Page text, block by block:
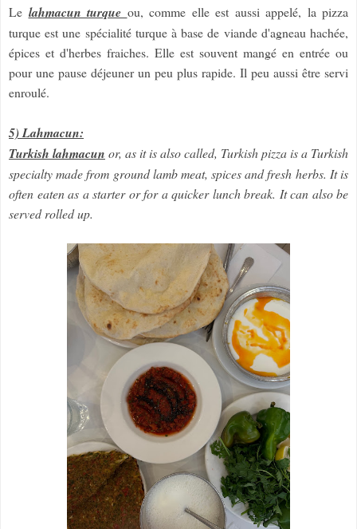
Le lahmacun turque ou, comme elle est aussi appelé, la pizza
turque est une spécialité turque à base de viande d'agneau hachée,
épices et d'herbes fraiches. Elle est souvent mangé en entrée ou
pour une pause déjeuner un peu plus rapide. Il peu aussi être servi
enroulé.
5) Lahmacun:
Turkish lahmacun or, as it is also called, Turkish pizza is a Turkish
specialty made from ground lamb meat, spices and fresh herbs. It is
often eaten as a starter or for a quicker lunch break. It can also be
served rolled up.